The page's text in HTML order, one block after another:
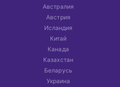
Австралия
Австрия
Исландия
Китай
Канада
Казахстан
Беларусь
Украина